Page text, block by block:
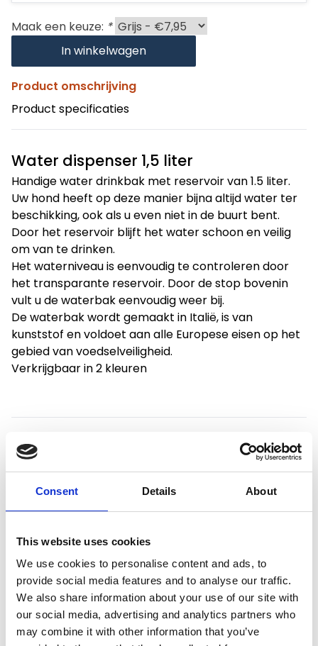
Consent Details About
This website uses cookies
We use cookies to personalise content and ads, to
provide social media features and to analyse our traffic.
We also share information about your use of our site with
our social media, advertising and analytics partners who
may combine it with other information that you’ve
Maak een keuze: *
In winkelwagen
Product omschrijving
Product specificaties
Water dispenser 1,5 liter
Handige water drinkbak met reservoir van 1.5 liter.
Uw hond heeft op deze manier bijna altijd water ter
beschikking, ook als u even niet in de buurt bent.
Door het reservoir blijft het water schoon en veilig
om van te drinken.
Het waterniveau is eenvoudig te controleren door
het transparante reservoir. Door de stop bovenin
vult u de waterbak eenvoudig weer bij.
De waterbak wordt gemaakt in Italië, is van
kunststof en voldoet aan alle Europese eisen op het
gebied van voedselveiligheid.
Verkrijgbaar in 2 kleuren
Productspecificaties
Gewicht
1 kg
Voorraad
11
Artikelcode
4198
EAN
8003507041981